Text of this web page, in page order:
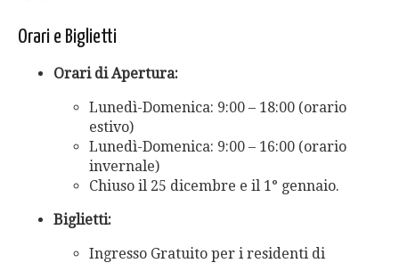
Orari e Biglietti
Orari di Apertura:
Lunedì-Domenica: 9:00 – 18:00 (orario
estivo)
Lunedì-Domenica: 9:00 – 16:00 (orario
invernale)
Chiuso il 25 dicembre e il 1° gennaio.
Biglietti:
Ingresso Gratuito per i residenti di